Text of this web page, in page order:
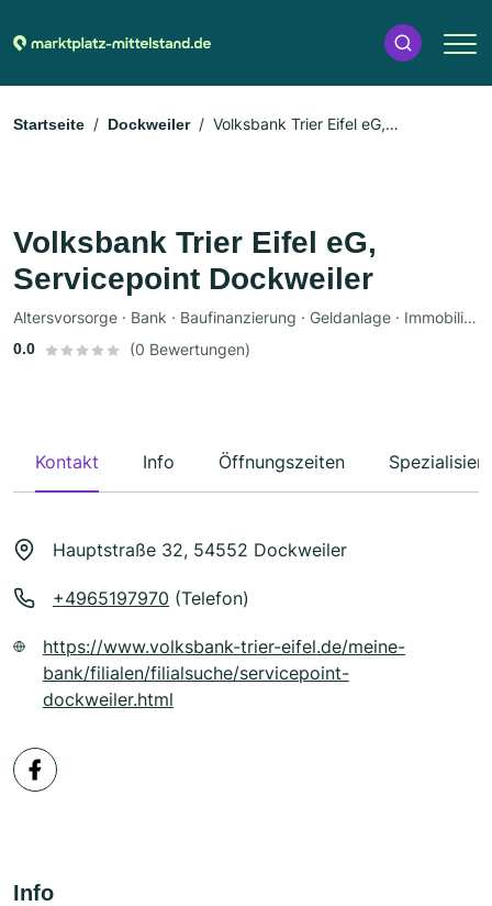
Startseite Dockweiler
Volksbank Trier Eifel eG,
Volksbank Trier Eifel eG,
Servicepoint Dockweiler
Altersvorsorge · Bank · Baufinanzierung · Geldanlage · Immobilienmakler · Kredit · Versicherung
0.0 (0 Bewertungen)
Kontakt Info Öffnungszeiten
Hauptstraße 32, 54552 Dockweiler
+4965197970 (Telefon)
https://www.volksbank-trier-eifel.de/meine-
bank/filialen/filialsuche/servicepoint-
dockweiler.html
Info